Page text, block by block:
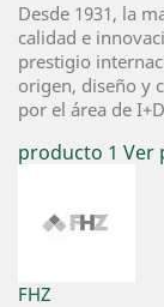
Desde 1931, la
calidad e
prestigio
origen, diseño y
por el área de
producto 1 Ver
FHZ